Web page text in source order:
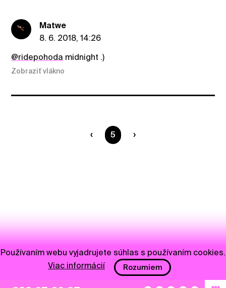
Matwe
8. 6. 2018, 14:26
@ridepohoda midnight .)
Zobraziť vlákno
Ste na strane
5
Používaním webu vyjadrujete súhlas s používaním cookies.
Viac informácií
Rozumiem